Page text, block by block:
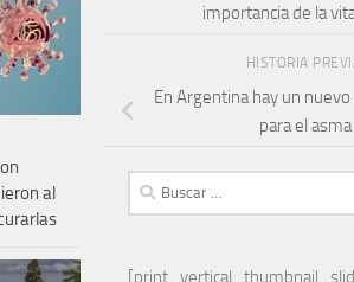
importancia de la
HISTORIA
En Argentina hay un
para el asma
Buscar:
al